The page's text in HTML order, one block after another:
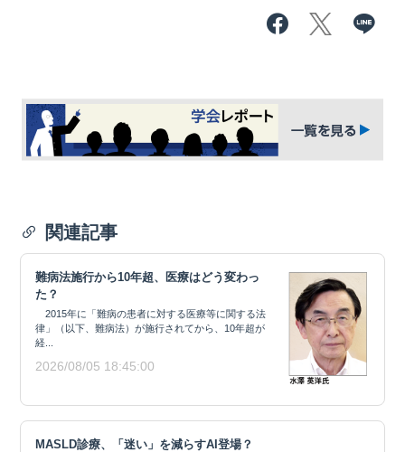
関連記事
難病法施行から10年超、医療はどう変わっ
た？
2015年に「難病の患者に対する医療等に関する法
律」（以下、難病法）が施行されてから、10年超が
経...
2026/08/05 18:45:00
MASLD診療、「迷い」を減らすAI登場？